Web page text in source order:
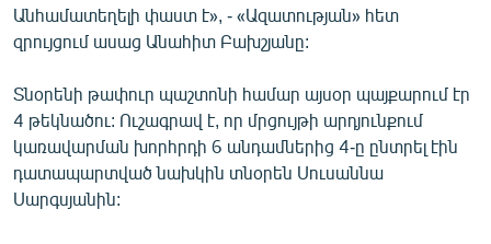
Անհամատեղելի փաստ է», - «Ազատության» հետ
զրույցում ասաց Անահիտ Բախշյանը:
Տնօրենի թափուր պաշտոնի համար այսօր պայքարում էր
4 թեկնածու: Ուշագրավ է, որ մրցույթի արդյունքում
կառավարման խորհրդի 6 անդամներից 4-ը ընտրել էին
դատապարտված նախկին տնօրեն Սուսաննա
Սարգսյանին: